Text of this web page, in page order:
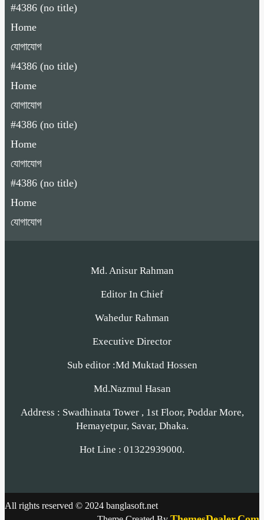
#4386 (no title)
Home
যোগাযোগ
#4386 (no title)
Home
যোগাযোগ
#4386 (no title)
Home
যোগাযোগ
#4386 (no title)
Home
যোগাযোগ
Md. Anisur Rahman
Editor In Chief
Wahedur Rahman
Executive Director
Sub editor :Md Muktad Hossen
Md.Nazmul Hasan
Address : Swadhinata Tower , 1st Floor, Poddar More,
Hemayetpur, Savar, Dhaka.
Hot Line : 01322939000.
All rights reserved © 2024 banglasoft.net